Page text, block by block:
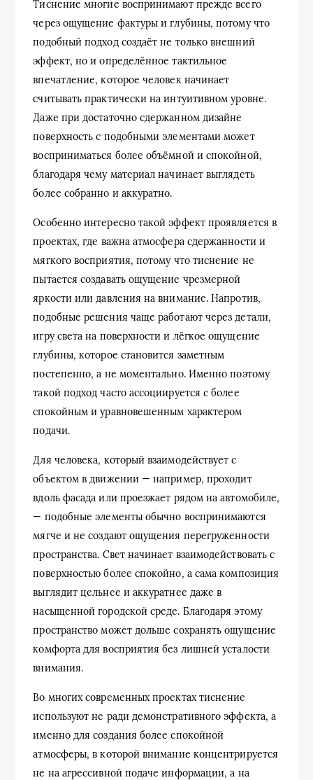
Тиснение многие воспринимают прежде всего
через ощущение фактуры и глубины, потому что
подобный подход создаёт не только внешний
эффект, но и определённое тактильное
впечатление, которое человек начинает
считывать практически на интуитивном уровне.
Даже при достаточно сдержанном дизайне
поверхность с подобными элементами может
восприниматься более объёмной и спокойной,
благодаря чему материал начинает выглядеть
более собранно и аккуратно.
Особенно интересно такой эффект проявляется в
проектах, где важна атмосфера сдержанности и
мягкого восприятия, потому что тиснение не
пытается создавать ощущение чрезмерной
яркости или давления на внимание. Напротив,
подобные решения чаще работают через детали,
игру света на поверхности и лёгкое ощущение
глубины, которое становится заметным
постепенно, а не моментально. Именно поэтому
такой подход часто ассоциируется с более
спокойным и уравновешенным характером
подачи.
Для человека, который взаимодействует с
объектом в движении — например, проходит
вдоль фасада или проезжает рядом на автомобиле,
— подобные элементы обычно воспринимаются
мягче и не создают ощущения перегруженности
пространства. Свет начинает взаимодействовать с
поверхностью более спокойно, а сама композиция
выглядит цельнее и аккуратнее даже в
насыщенной городской среде. Благодаря этому
пространство может дольше сохранять ощущение
комфорта для восприятия без лишней усталости
внимания.
Во многих современных проектах тиснение
используют не ради демонстративного эффекта, а
именно для создания более спокойной
атмосферы, в которой внимание концентрируется
не на агрессивной подаче информации, а на